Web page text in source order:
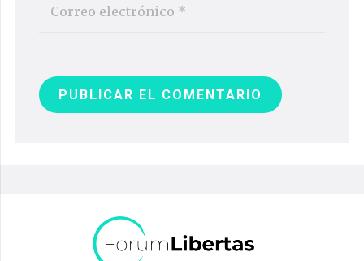
PUBLICAR EL COMENTARIO